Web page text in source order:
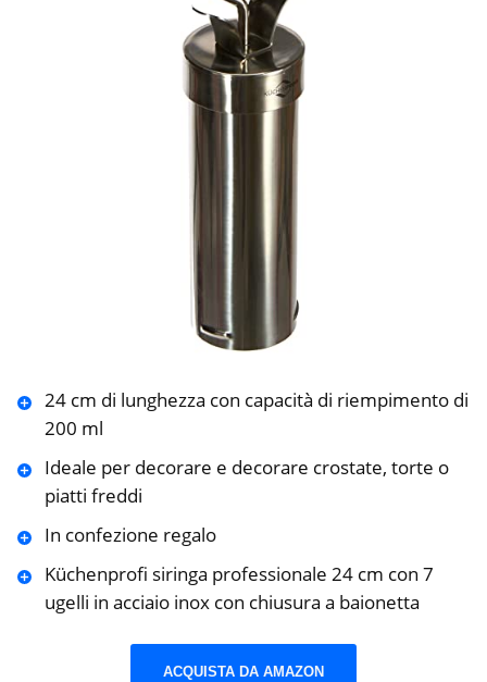
24 cm di lunghezza con capacità di riempimento di
200 ml
Ideale per decorare e decorare crostate, torte o
piatti freddi
In confezione regalo
Küchenprofi siringa professionale 24 cm con 7
ugelli in acciaio inox con chiusura a baionetta
ACQUISTA DA AMAZON